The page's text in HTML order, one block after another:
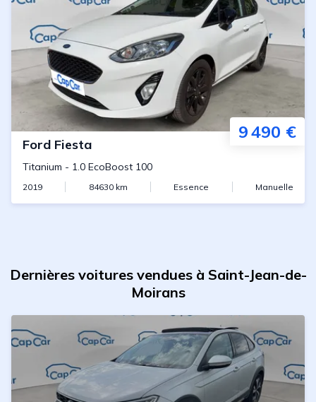
9 490 €
Ford Fiesta
Titanium - 1.0 EcoBoost 100
2019 84630km Essence Manuelle
Dernières voitures vendues à Saint-Jean-de-
Moirans